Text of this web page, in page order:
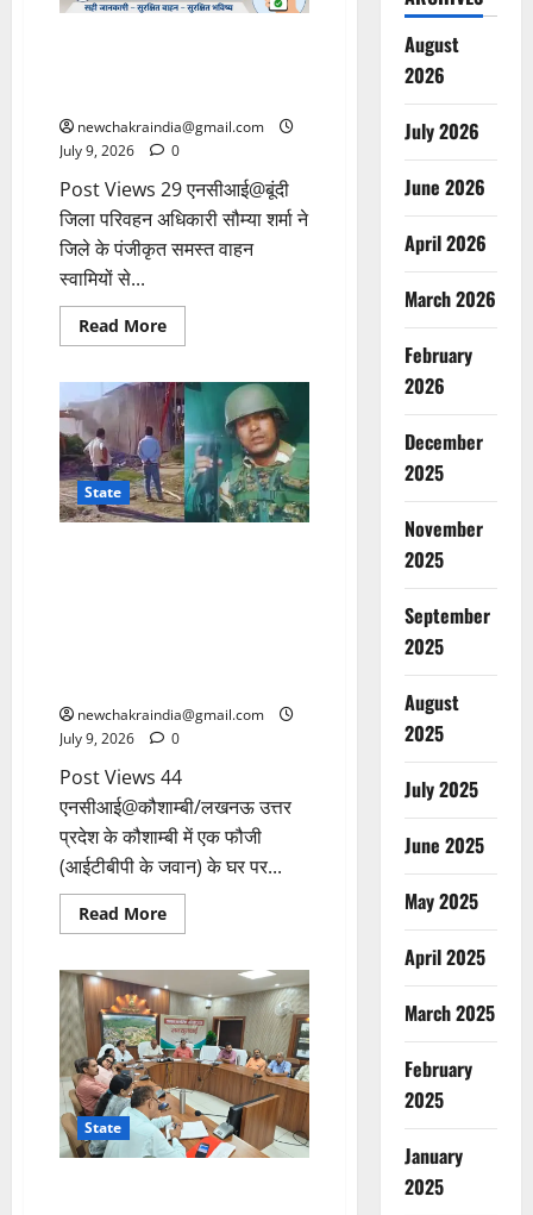
newchakraindia@gmail.com
July 9, 2026
0
Post Views 29 एनसीआई@बूंदी
जिला परिवहन अधिकारी सौम्या शर्मा ने
जिले के पंजीकृत समस्त वाहन
स्वामियों से...
Read More
State
newchakraindia@gmail.com
July 9, 2026
0
Post Views 44
एनसीआई@कौशाम्बी/लखनऊ उत्तर
प्रदेश के कौशाम्बी में एक फौजी
(आईटीबीपी के जवान) के घर पर...
Read More
State
August
2026
July 2026
June 2026
April 2026
March 2026
February
2026
December
2025
November
2025
September
2025
August
2025
July 2025
June 2025
May 2025
April 2025
March 2025
February
2025
January
2025